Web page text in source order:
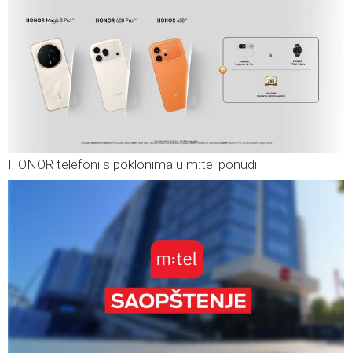
HONOR telefoni s poklonima u m:tel ponudi